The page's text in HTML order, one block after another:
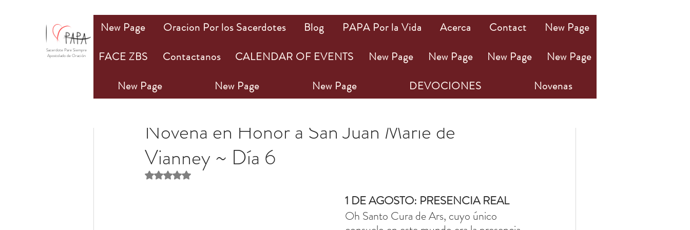
Novena en Honor a San Juan Marie de
Vianney ~ Día 6
Obtuvo NaN de 5 estrellas.
1 DE AGOSTO: PRESENCIA REAL
Oh Santo Cura de Ars, cuyo único
New Page Oracion Por los Sacerdotes Blog PAPA Por la Vida Acerca Contact
New Page
FACE ZBS
Contactanos CALENDAR OF EVENTS New Page New Page New Page
New Page
New Page
New Page New Page DEVOCIONES Novenas
Sacerdote Pare Siempre
Apostolado de Oración